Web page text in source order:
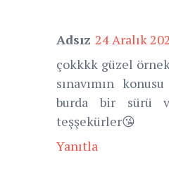
Adsız 24 Aralık
çokkkk güzel
sınavımın
burda bir sürü
teşşekürler😘
Yanıtla